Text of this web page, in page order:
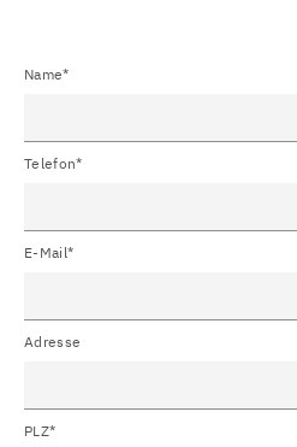
Name*
Telefon*
E-Mail*
Adresse
PLZ*